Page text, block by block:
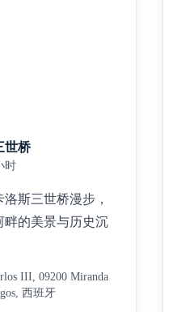
世桥
时
斯三世桥漫步，
畔的美景与历史沉
III, 09200 Miranda
西班牙